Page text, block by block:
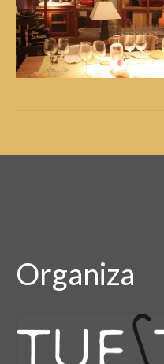
Organiza